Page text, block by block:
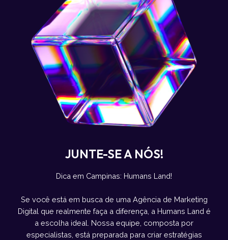
JUNTE-SE A NÓS!
Dica em Campinas: Humans Land!
Se você está em busca de uma Agência de Marketing
Digital que realmente faça a diferença, a Humans Land é
a escolha ideal. Nossa equipe, composta por
especialistas, está preparada para criar estratégias